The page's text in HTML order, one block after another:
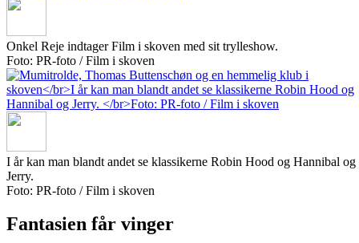
Onkel Reje indtager Film i skoven med sit trylleshow.
Foto: PR-foto / Film i skoven
I år kan man blandt andet se klassikerne Robin Hood og Hannibal og
Jerry.
Foto: PR-foto / Film i skoven
Fantasien får vinger